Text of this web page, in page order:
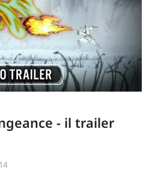
- il trailer